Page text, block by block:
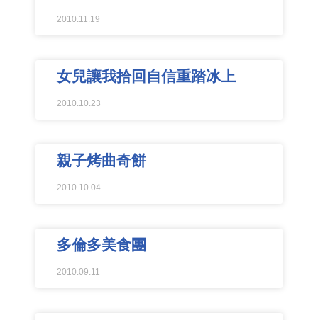
2010.11.19
女兒讓我拾回自信重踏冰上
2010.10.23
親子烤曲奇餅
2010.10.04
多倫多美食團
2010.09.11